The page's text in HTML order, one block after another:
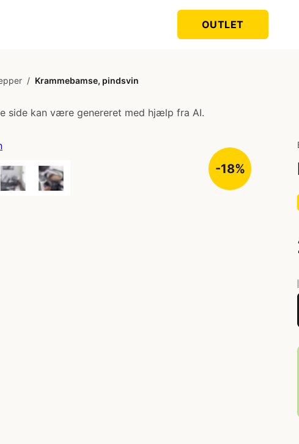
OUTLET
/ Krammebamse, pindsvin
side kan være genereret med hjælp fra AI.
-18%